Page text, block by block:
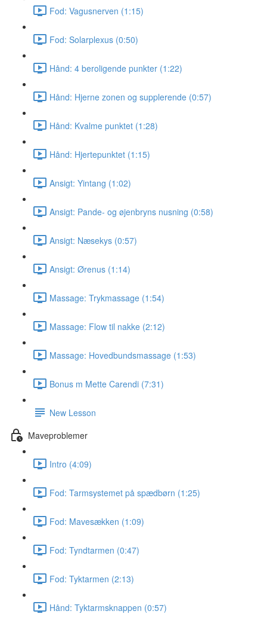
Fod: Vagusnerven (1:15)
Fod: Solarplexus (0:50)
Hånd: 4 beroligende punkter (1:22)
Hånd: Hjerne zonen og supplerende (0:57)
Hånd: Kvalme punktet (1:28)
Hånd: Hjertepunktet (1:15)
Ansigt: Yintang (1:02)
Ansigt: Pande- og øjenbryns nusning (0:58)
Ansigt: Næsekys (0:57)
Ansigt: Ørenus (1:14)
Massage: Trykmassage (1:54)
Massage: Flow til nakke (2:12)
Massage: Hovedbundsmassage (1:53)
Bonus m Mette Carendi (7:31)
New Lesson
Maveproblemer
Intro (4:09)
Fod: Tarmsystemet på spædbørn (1:25)
Fod: Mavesækken (1:09)
Fod: Tyndtarmen (0:47)
Fod: Tyktarmen (2:13)
Hånd: Tyktarmsknappen (0:57)